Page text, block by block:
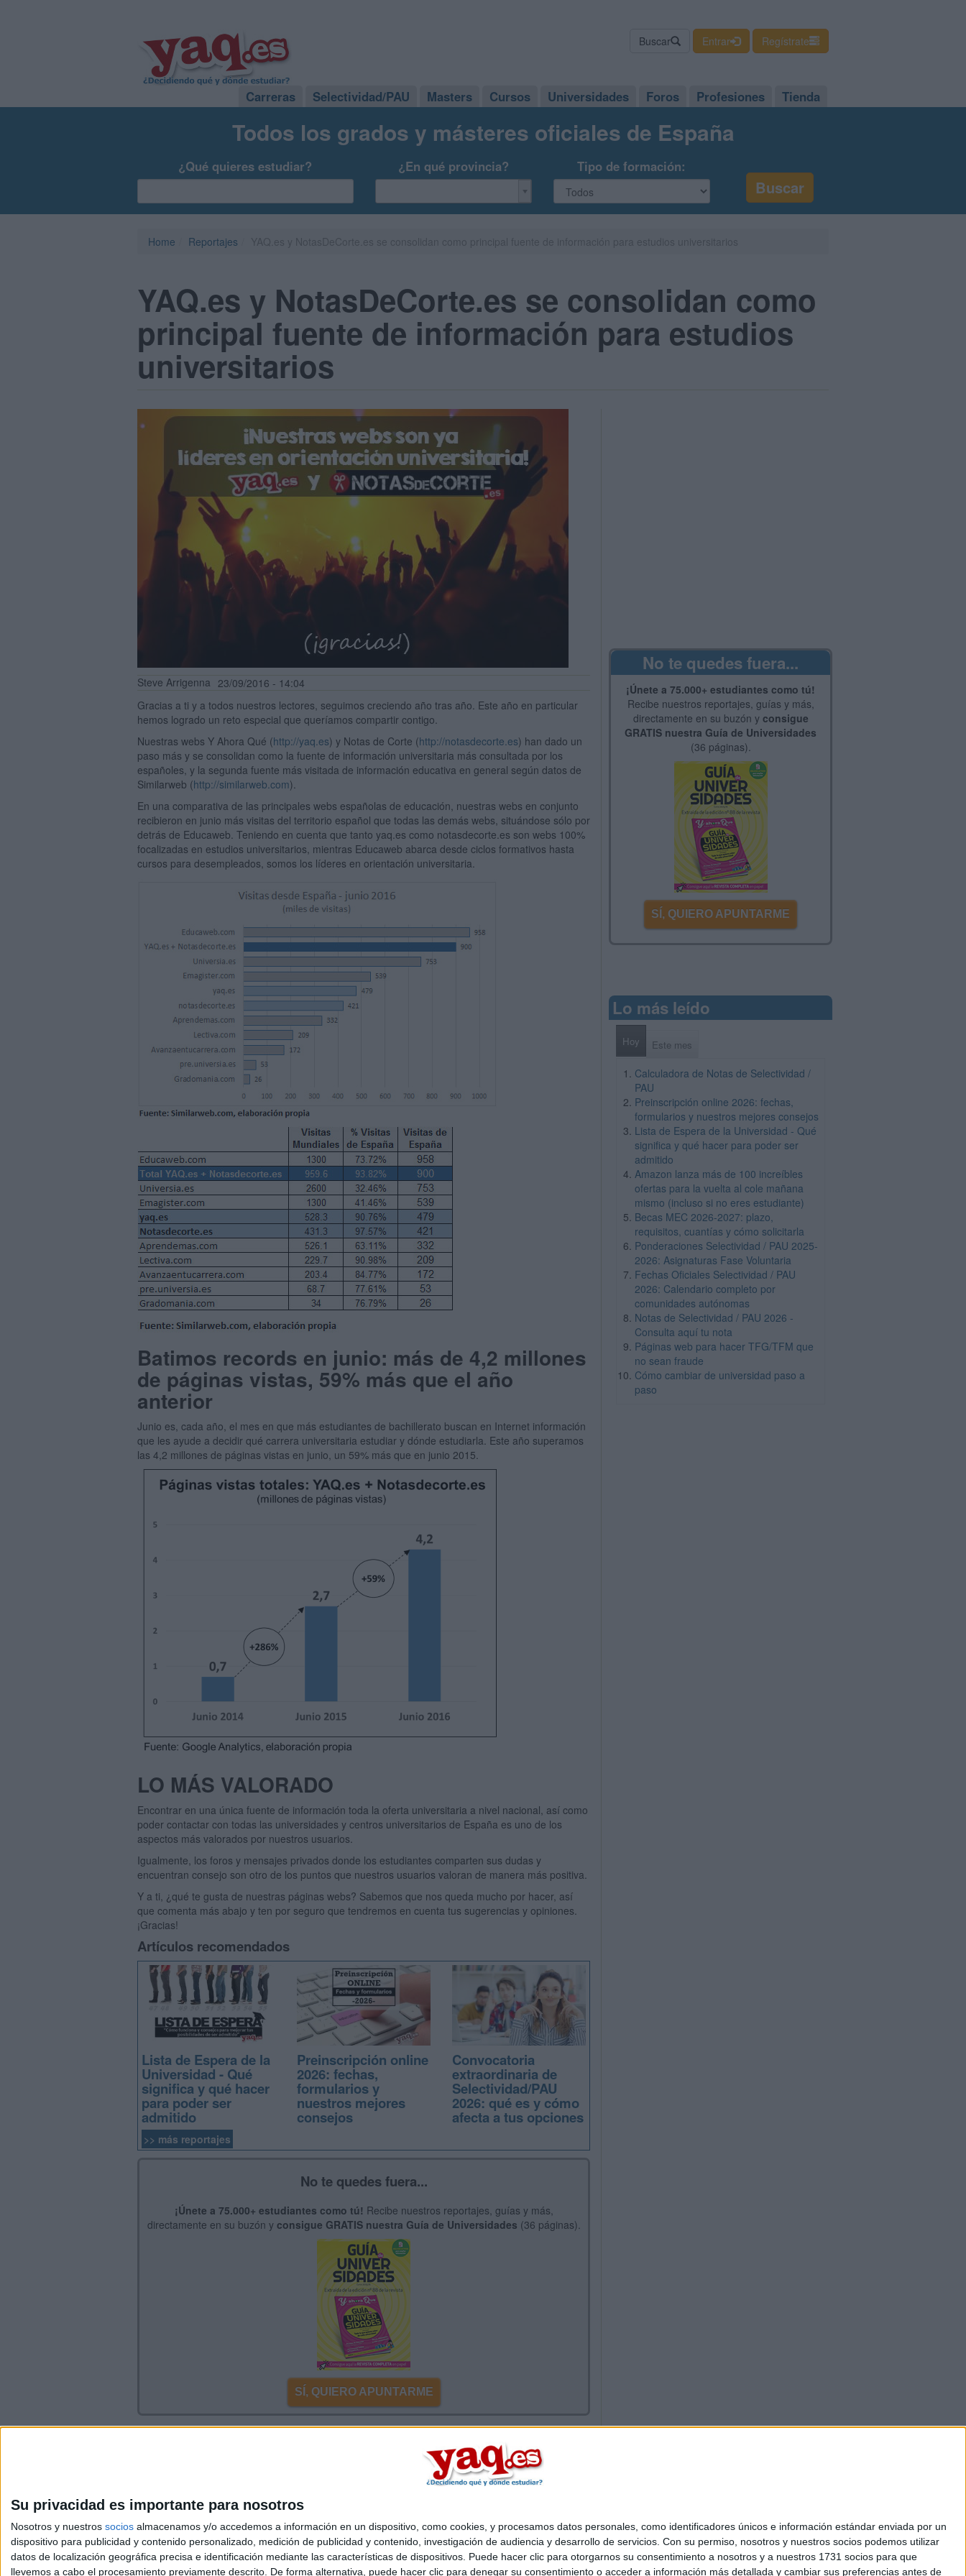
Su privacidad es importante para nosotros
Nosotros y nuestros socios almacenamos y/o accedemos a información en un dispositivo, como cookies, y procesamos datos personales, como identificadores únicos e información estándar enviada por un
dispositivo para publicidad y contenido personalizado, medición de publicidad y contenido, investigación de audiencia y desarrollo de servicios. Con su permiso, nosotros y nuestros socios podemos utilizar
datos de localización geográfica precisa e identificación mediante las características de dispositivos. Puede hacer clic para otorgarnos su consentimiento a nosotros y a nuestros 1731 socios para que
llevemos a cabo el procesamiento previamente descrito. De forma alternativa, puede hacer clic para denegar su consentimiento o acceder a información más detallada y cambiar sus preferencias antes de
Buscar Entrar Regístrate
Carreras Selectividad/PAU Masters Cursos Universidades Foros Profesiones Tienda
Todos los grados y másteres oficiales de España
¿Qué quieres estudiar? ¿En qué provincia? Tipo de formación:
Home Reportajes
YAQ.es y NotasDeCorte.es se consolidan como
principal fuente de información para estudios
universitarios
Steve Arrigenna 23/09/2016 - 14:04
Gracias a ti y a todos nuestros lectores, seguimos creciendo año tras año. Este año en particular
hemos logrado un reto especial que queríamos compartir contigo.
Nuestras webs Y Ahora Qué (http://yaq.es) y Notas de Corte (http://notasdecorte.es) han dado un
paso más y se consolidan como la fuente de información universitaria más consultada por los
españoles, y la segunda fuente más visitada de información educativa en general según datos de
Similarweb (http://similarweb.com).
En una comparativa de las principales webs españolas de educación, nuestras webs en conjunto
recibieron en junio más visitas del territorio español que todas las demás webs, situándose sólo por
detrás de Educaweb. Teniendo en cuenta que tanto yaq.es como notasdecorte.es son webs 100%
focalizadas en estudios universitarios, mientras Educaweb abarca desde ciclos formativos hasta
cursos para desempleados, somos los líderes en orientación universitaria.
Batimos records en junio: más de 4,2 millones
de páginas vistas, 59% más que el año
anterior
Junio es, cada año, el mes en que más estudiantes de bachillerato buscan en Internet información
que les ayude a decidir qué carrera universitaria estudiar y dónde estudiarla. Este año superamos
las 4,2 millones de páginas vistas en junio, un 59% más que en junio 2015.
LO MÁS VALORADO
Encontrar en una única fuente de información toda la oferta universitaria a nivel nacional, así como
poder contactar con todas las universidades y centros universitarios de España es uno de los
aspectos más valorados por nuestros usuarios.
Igualmente, los foros y mensajes privados donde los estudiantes comparten sus dudas y
encuentran consejo son otro de los puntos que nuestros usuarios valoran de manera más positiva.
Y a ti, ¿qué te gusta de nuestras páginas webs? Sabemos que nos queda mucho por hacer, así
que comenta más abajo y ten por seguro que tendremos en cuenta tus sugerencias y opiniones.
¡Gracias!
Artículos recomendados
Lista de Espera de la
Universidad - Qué
significa y qué hacer
para poder ser
admitido
Preinscripción online
2026: fechas,
formularios y
nuestros mejores
consejos
Convocatoria
extraordinaria de
Selectividad/PAU
2026: qué es y cómo
afecta a tus opciones
>> más reportajes
No te quedes fuera...
¡Únete a 75.000+ estudiantes como tú! Recibe nuestros reportajes, guías y más,
directamente en su buzón y consigue GRATIS nuestra Guía de Universidades (36 páginas).
SÍ, QUIERO APUNTARME
Inicia sesiónoregístratepara enviar comentarios
No te quedes fuera...
¡Únete a 75.000+ estudiantes como tú!
Recibe nuestros reportajes, guías y más,
directamente en su buzón y consigue
GRATIS nuestra Guía de Universidades
(36 páginas).
SÍ, QUIERO APUNTARME
Lo más leído
Hoy Este mes
Calculadora de Notas de Selectividad /
PAU
Preinscripción online 2026: fechas,
formularios y nuestros mejores consejos
Lista de Espera de la Universidad - Qué
significa y qué hacer para poder ser
admitido
Amazon lanza más de 100 increíbles
ofertas para la vuelta al cole mañana
mismo (incluso si no eres estudiante)
Becas MEC 2026-2027: plazo,
requisitos, cuantías y cómo solicitarla
Ponderaciones Selectividad / PAU 2025-
2026: Asignaturas Fase Voluntaria
Fechas Oficiales Selectividad / PAU
2026: Calendario completo por
comunidades autónomas
Notas de Selectividad / PAU 2026 -
Consulta aquí tu nota
Páginas web para hacer TFG/TFM que
no sean fraude
Cómo cambiar de universidad paso a
paso
Quiénes somos|Contactar|Anúnciate
Aviso legal|Politica de privacidad|Condiciones generales|Política de cookies
© 2003-2026Compás Mediterráneo S.L.- Diego de León 47 - 28006 Madrid [ESPAÑA] - Tel. +34 91 593 2767